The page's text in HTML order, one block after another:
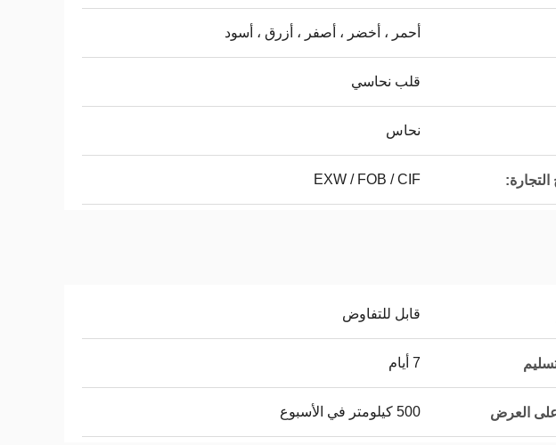
أحمر ، أخضر ، أصفر ، أزرق ، أسود
قلب نحاسي
نحاس
EXW / FOB / CIF
قابل للتفاوض
7 أيام
على العرض 500 كيلومتر في الأسبوع